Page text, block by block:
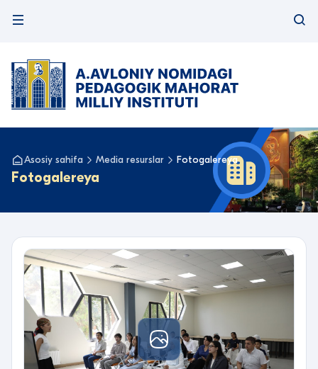
Asosiy sahifa Media resurslar Fotogalereya
Fotogalereya